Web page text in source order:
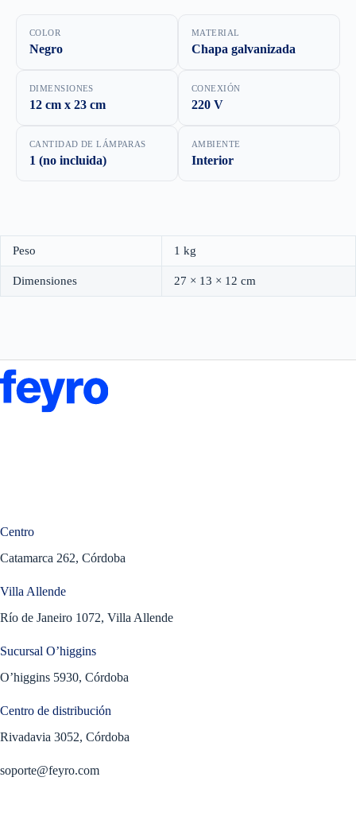
COLOR
Negro
MATERIAL
Chapa galvanizada
DIMENSIONES
12 cm x 23 cm
CONEXIÓN
220 V
CANTIDAD DE LÁMPARAS
1 (no incluida)
AMBIENTE
Interior
Peso 1 kg
Dimensiones 27 × 13 × 12 cm
Centro
Catamarca 262, Córdoba
Villa Allende
Río de Janeiro 1072, Villa Allende
Sucursal O’higgins
O’higgins 5930, Córdoba
Centro de distribución
Rivadavia 3052, Córdoba
soporte@feyro.com